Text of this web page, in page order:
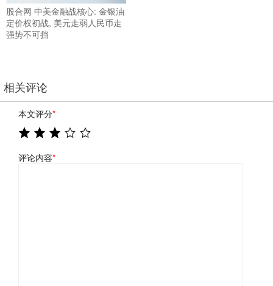
股合网 中美金融战核心: 金银油
定价权初战, 美元走弱人民币走
强势不可挡
相关评论
本文评分*
评论内容*